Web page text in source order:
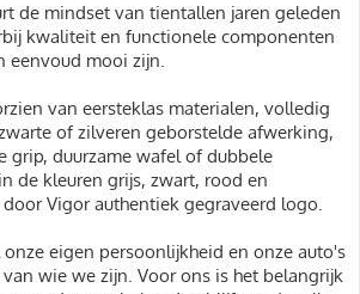
de mindset van tientallen jaren geleden
kwaliteit en functionele componenten
eenvoud mooi zijn.
van eersteklas materialen, volledig
of zilveren geborstelde afwerking,
grip, duurzame wafel of dubbele
de kleuren grijs, zwart, rood en
Vigor authentiek gegraveerd logo.
eigen persoonlijkheid en onze auto's
wie we zijn. Voor ons is het belangrijk